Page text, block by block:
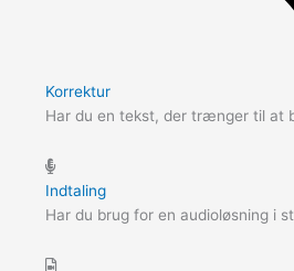
Korrektur
Har du en tekst, der trænger til at
Indtaling
Har du brug for en audioløsning i